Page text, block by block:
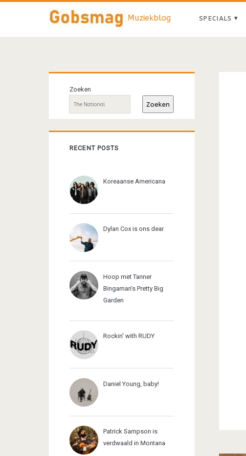
Muziekblog SPECIALS
Primaire
sidebar
Zoeken
Zoeken
RECENT POSTS
Koreaanse Americana
Dylan Cox is ons dear
Hoop met Tanner
Bingaman's Pretty Big
Garden
Rockin' with RUDY
Daniel Young, baby!
Patrick Sampson is
verdwaald in Montana